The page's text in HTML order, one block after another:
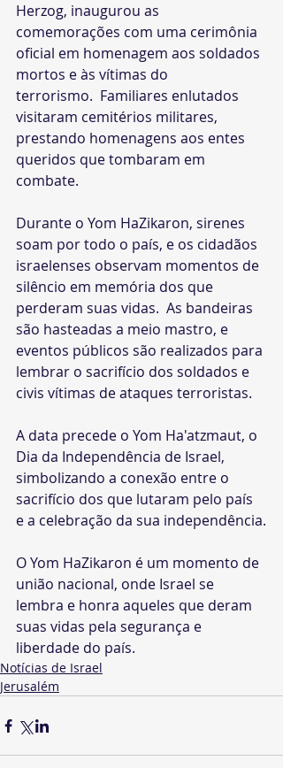
Herzog, inaugurou as
comemorações com uma cerimônia
oficial em homenagem aos soldados
mortos e às vítimas do
terrorismo.  Familiares enlutados
visitaram cemitérios militares,
prestando homenagens aos entes
queridos que tombaram em
combate.
Durante o Yom HaZikaron, sirenes
soam por todo o país, e os cidadãos
israelenses observam momentos de
silêncio em memória dos que
perderam suas vidas.  As bandeiras
são hasteadas a meio mastro, e
eventos públicos são realizados para
lembrar o sacrifício dos soldados e
civis vítimas de ataques terroristas.​
A data precede o Yom Ha'atzmaut, o
Dia da Independência de Israel,
simbolizando a conexão entre o
sacrifício dos que lutaram pelo país
e a celebração da sua independência.
O Yom HaZikaron é um momento de
união nacional, onde Israel se
lembra e honra aqueles que deram
suas vidas pela segurança e
liberdade do país.
Notícias de Israel
Jerusalém